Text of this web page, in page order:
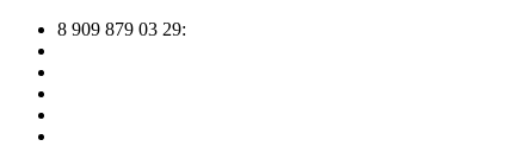
8 909 879 03 29: